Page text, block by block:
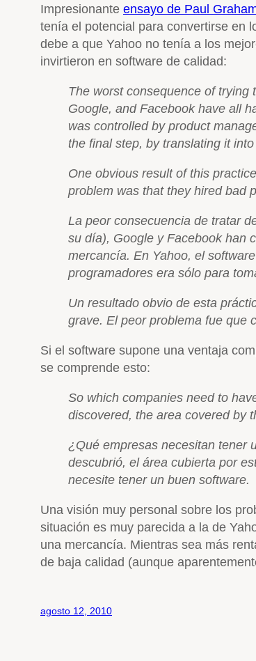
Impresionante ensayo de Paul
tenía el potencial para convertirse en
debe a que Yahoo no tenía a los
invirtieron en software de calidad:
The worst consequence of trying
Google, and Facebook have all
was controlled by product
the final step, by translating it into
One obvious result of this
problem was that they hired bad
La peor consecuencia de tratar
su día), Google y Facebook han
mercancía. En Yahoo, el
programadores era sólo para
Un resultado obvio de esta
grave. El peor problema fue que
Si el software supone una ventaja
se comprende esto:
So which companies need to
discovered, the area covered by
¿Qué empresas necesitan tener
descubrió, el área cubierta por
necesite tener un buen software.
Una visión muy personal sobre los
situación es muy parecida a la de
una mercancía. Mientras sea más
de baja calidad (aunque
agosto 12, 2010